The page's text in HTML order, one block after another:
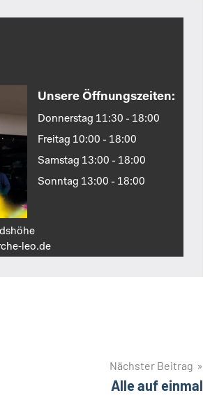
Unsere Öffnungszeiten:
Donnerstag 11:30 - 18:00
Freitag 10:00 - 18:00
Samstag 13:00 - 18:00
Sonntag 13:00 - 18:00
Nächster Beitrag
Alle auf einmal